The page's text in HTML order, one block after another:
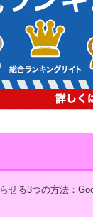
せる3つの方法：